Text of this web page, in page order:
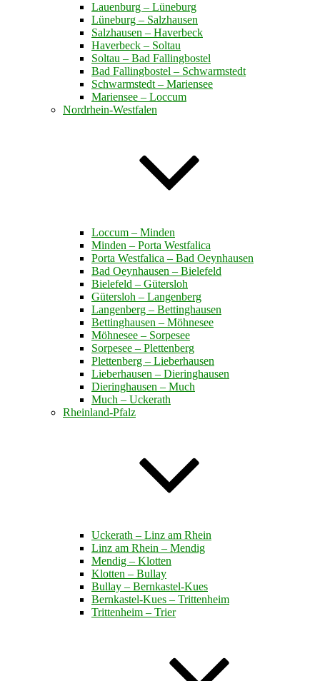
Lauenburg – Lüneburg
Lüneburg – Salzhausen
Salzhausen – Haverbeck
Haverbeck – Soltau
Soltau – Bad Fallingbostel
Bad Fallingbostel – Schwarmstedt
Schwarmstedt – Mariensee
Mariensee – Loccum
Nordrhein-Westfalen
Loccum – Minden
Minden – Porta Westfalica
Porta Westfalica – Bad Oeynhausen
Bad Oeynhausen – Bielefeld
Bielefeld – Gütersloh
Gütersloh – Langenberg
Langenberg – Bettinghausen
Bettinghausen – Möhnesee
Möhnesee – Sorpesee
Sorpesee – Plettenberg
Plettenberg – Lieberhausen
Lieberhausen – Dieringhausen
Dieringhausen – Much
Much – Uckerath
Rheinland-Pfalz
Uckerath – Linz am Rhein
Linz am Rhein – Mendig
Mendig – Klotten
Klotten – Bullay
Bullay – Bernkastel-Kues
Bernkastel-Kues – Trittenheim
Trittenheim – Trier